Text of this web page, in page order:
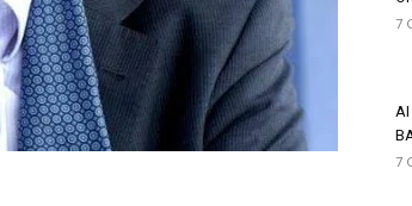
7
AI
7